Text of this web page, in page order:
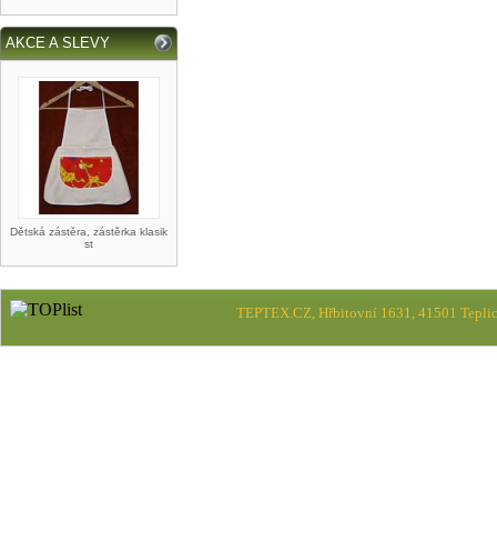
AKCE A SLEVY
Dětská zástěra, zástěrka klasik
st
TEPTEX.CZ, Hřbitovní 1631, 41501